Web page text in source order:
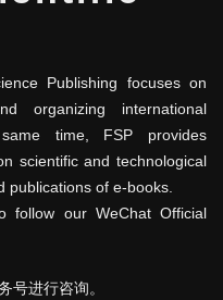
Publishing focuses on
organizing international
time, FSP provides
scientific and technological
publications of e-books.
follow our WeChat Official
号进行咨询。